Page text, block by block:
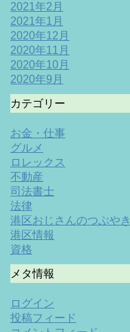
2021年2月
2021年1月
2020年12月
2020年11月
2020年10月
2020年9月
カテゴリー
お金・仕事
グルメ
ロレックス
不動産
司法書士
法律
港区おじさんのつぶやき
港区情報
資格
メタ情報
ログイン
投稿フィード